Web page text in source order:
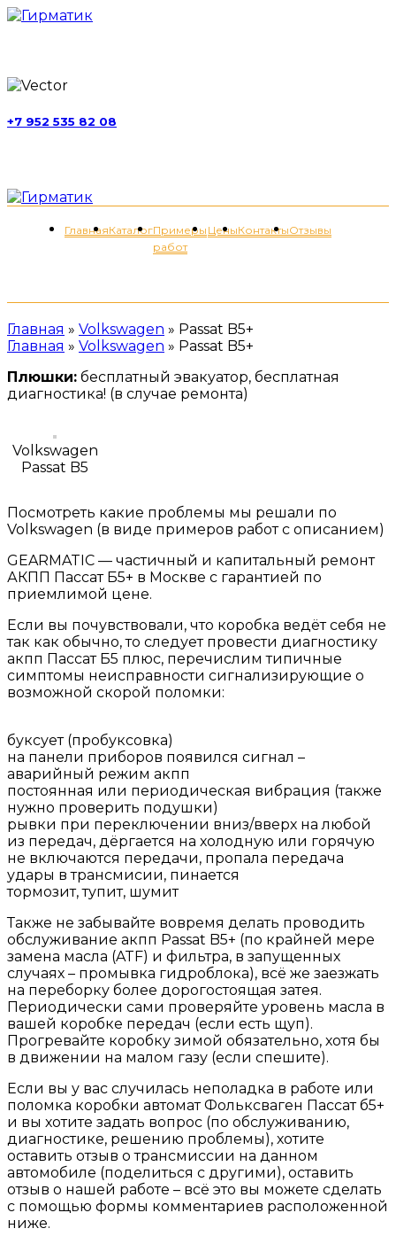
+7 952 535 82 08
ГлавнаяКаталогПримеры
работ
ЦеныКонтактыОтзывы
Главная » Volkswagen » Passat B5+
Главная » Volkswagen » Passat B5+
Плюшки: бесплатный эвакуатор, бесплатная
диагностика! (в случае ремонта)
Volkswagen
Passat B5
Посмотреть какие проблемы мы решали по
Volkswagen (в виде примеров работ с описанием)
GEARMATIC — частичный и капитальный ремонт
АКПП Пассат Б5+ в Москве с гарантией по
приемлимой цене.
Если вы почувствовали, что коробка ведёт себя не
так как обычно, то следует провести диагностику
акпп Пассат Б5 плюс, перечислим типичные
симптомы неисправности сигнализирующие о
возможной скорой поломки:
буксует (пробуксовка)
на панели приборов появился сигнал –
аварийный режим акпп
постоянная или периодическая вибрация (также
нужно проверить подушки)
рывки при переключении вниз/вверх на любой
из передач, дёргается на холодную или горячую
не включаются передачи, пропала передача
удары в трансмисии, пинается
тормозит, тупит, шумит
Также не забывайте вовремя делать проводить
обслуживание акпп Passat B5+ (по крайней мере
замена масла (ATF) и фильтра, в запущенных
случаях – промывка гидроблока), всё же заезжать
на переборку более дорогостоящая затея.
Периодически сами проверяйте уровень масла в
вашей коробке передач (если есть щуп).
Прогревайте коробку зимой обязательно, хотя бы
в движении на малом газу (если спешите).
Если вы у вас случилась неполадка в работе или
поломка коробки автомат Фольксваген Пассат б5+
и вы хотите задать вопрос (по обслуживанию,
диагностике, решению проблемы), хотите
оставить отзыв о трансмиссии на данном
автомобиле (поделиться с другими), оставить
отзыв о нашей работе – всё это вы можете сделать
с помощью формы комментариев расположенной
ниже.